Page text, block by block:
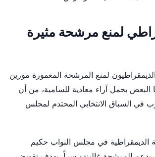
لمنع مرشحة مثيرة
لمنع المرشحة المغمورة مورين
البعض بحمل آراء معادية للسامية، من أن
في السباق الانتخابي المحتدم لمجلس
الديمقراطية في مجلس النواب حكيم